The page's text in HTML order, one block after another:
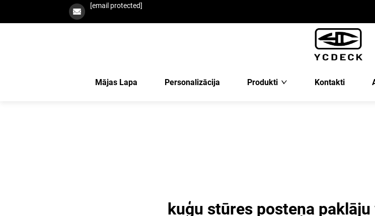
[email protected]
Mājas Lapa Personalizācija Produkti Kontakti
kuģu stūres posteņa